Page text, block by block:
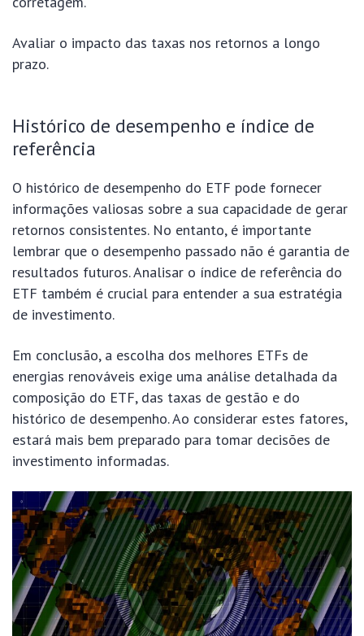
Avaliar o impacto das taxas nos retornos a longo
prazo.
Histórico de desempenho e índice de
referência
O histórico de desempenho do ETF pode fornecer
informações valiosas sobre a sua capacidade de gerar
retornos consistentes. No entanto, é importante
lembrar que o desempenho passado não é garantia de
resultados futuros. Analisar o índice de referência do
ETF também é crucial para entender a sua estratégia
de investimento.
Em conclusão, a escolha dos melhores ETFs de
energias renováveis exige uma análise detalhada da
composição do ETF, das taxas de gestão e do
histórico de desempenho. Ao considerar estes fatores,
estará mais bem preparado para tomar decisões de
investimento informadas.